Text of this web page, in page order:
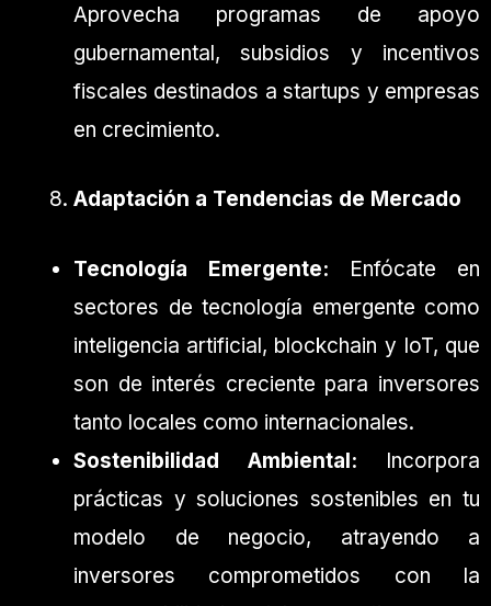
Aprovecha programas de apoyo
gubernamental, subsidios y incentivos
fiscales destinados a startups y empresas
en crecimiento.
Adaptación a Tendencias de Mercado
Tecnología Emergente: Enfócate en
sectores de tecnología emergente como
inteligencia artificial, blockchain y IoT, que
son de interés creciente para inversores
tanto locales como internacionales.
Sostenibilidad Ambiental: Incorpora
prácticas y soluciones sostenibles en tu
modelo de negocio, atrayendo a
inversores comprometidos con la